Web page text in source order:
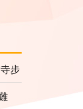
步